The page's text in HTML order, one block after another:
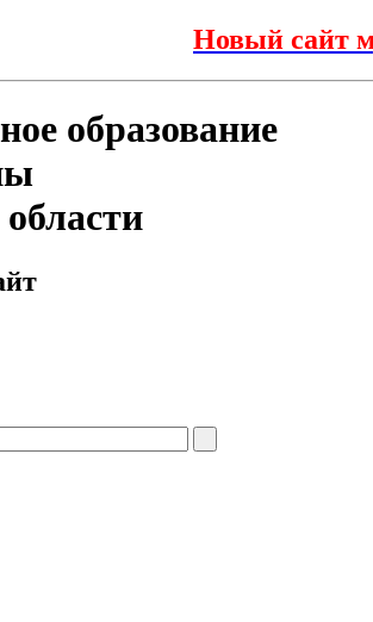
Новый сайт
образование